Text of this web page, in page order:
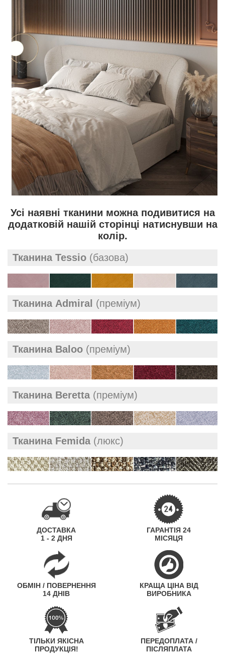
Усі наявні тканини можна подивитися на
додатковій нашій сторінці натиснувши на
колір.
Тканина Tessio (базова)
Тканина Admiral (преміум)
Тканина Baloo (преміум)
Тканина Beretta (преміум)
Тканина Femida (люкс)
ДОСТАВКА
1 - 2 ДНЯ
ГАРАНТІЯ 24
МІСЯЦЯ
ОБМІН / ПОВЕРНЕННЯ
14 ДНІВ
КРАЩА ЦІНА ВІД
ВИРОБНИКА
ТІЛЬКИ ЯКІСНА
ПРОДУКЦІЯ!
ПЕРЕДОПЛАТА /
ПІСЛЯПЛАТА